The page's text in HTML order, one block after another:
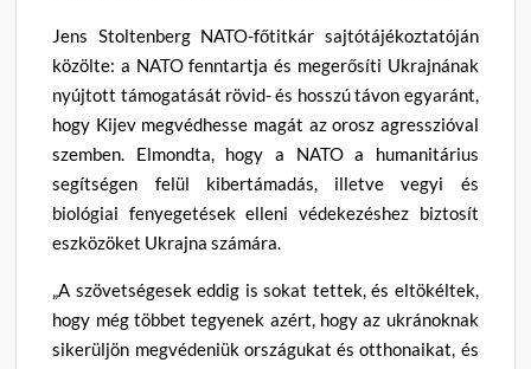
Jens Stoltenberg NATO-főtitkár sajtótájékoztatóján
közölte: a NATO fenntartja és megerősíti Ukrajnának
nyújtott támogatását rövid- és hosszú távon egyaránt,
hogy Kijev megvédhesse magát az orosz agresszióval
szemben. Elmondta, hogy a NATO a humanitárius
segítségen felül kibertámadás, illetve vegyi és
biológiai fenyegetések elleni védekezéshez biztosít
eszközöket Ukrajna számára.
„A szövetségesek eddig is sokat tettek, és eltökéltek,
hogy még többet tegyenek azért, hogy az ukránoknak
sikerüljön megvédeniük országukat és otthonaikat, és